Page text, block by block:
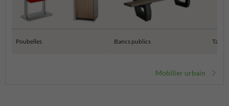
Poubelles Bancs publics
Mobilier urbain